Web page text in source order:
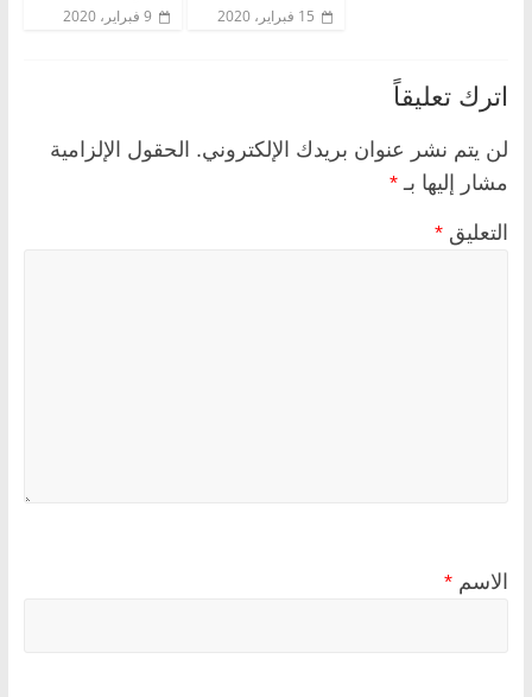
15 فبراير، 2020 9 فبراير، 2020
اترك تعليقاً
لن يتم نشر عنوان بريدك الإلكتروني. الحقول الإلزامية
مشار إليها بـ *
التعليق *
الاسم *